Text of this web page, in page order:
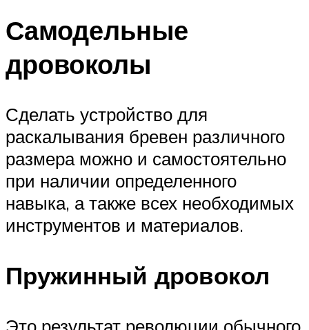
Самодельные
дровоколы
Сделать устройство для
раскалывания бревен различного
размера можно и самостоятельно
при наличии определенного
навыка, а также всех необходимых
инструментов и материалов.
Пружинный дровокол